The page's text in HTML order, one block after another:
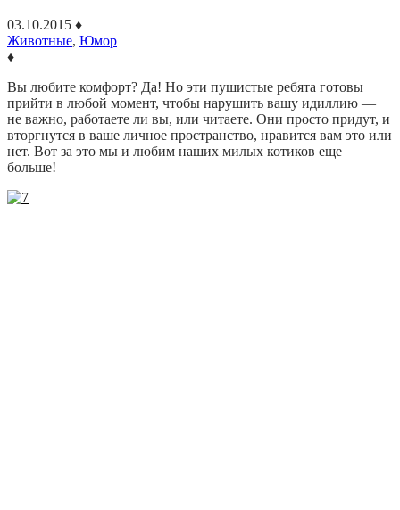
03.10.2015 ♦
Животные, Юмор
♦
Вы любите комфорт? Да! Но эти пушистые ребята готовы
прийти в любой момент, чтобы нарушить вашу идиллию —
не важно, работаете ли вы, или читаете. Они просто придут, и
вторгнутся в ваше личное пространство, нравится вам это или
нет. Вот за это мы и любим наших милых котиков еще
больше!